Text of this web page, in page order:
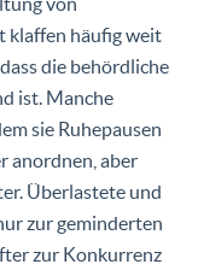
klaffen häufig weit
die behördliche
ist. Manche
sie Ruhepausen
anordnen, aber
Überlastete und
zur geminderten
zur Konkurrenz